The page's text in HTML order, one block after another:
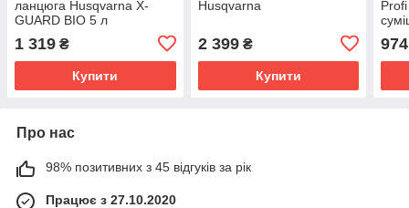
ланцюга Husqvarna X-
GUARD BIO 5 л
1 319 ₴
Купити
Husqvarna
2 399₴
Купити
974
Про нас
98% позитивних з 45 відгуків за рік
Працює з 27.10.2020